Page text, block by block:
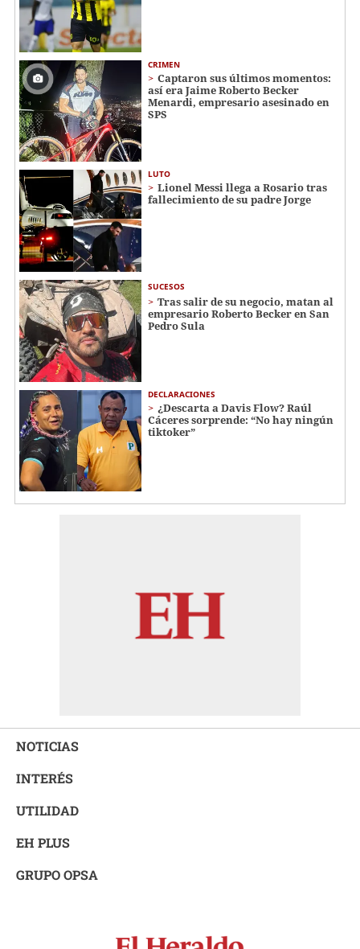
CRIMEN
Captaron sus últimos momentos:
así era Jaime Roberto Becker
Menardi​​​, empresario asesinado en
SPS
LUTO
Lionel Messi llega a Rosario tras
fallecimiento de su padre Jorge
SUCESOS
Tras salir de su negocio, matan al
empresario Roberto Becker en San
Pedro Sula
DECLARACIONES
¿Descarta a Davis Flow? Raúl
Cáceres sorprende: “No hay ningún
tiktoker”
NOTICIAS
INTERÉS
UTILIDAD
EH PLUS
GRUPO OPSA